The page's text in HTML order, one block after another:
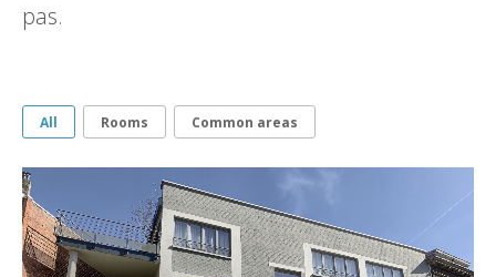
pas.
All Rooms Common areas
Équipements & Services